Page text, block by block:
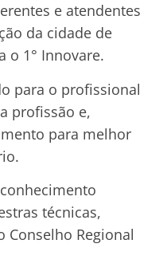
e atendentes
da cidade de
o 1° Innovare.
para o profissional
profissão e,
para melhor
técnicas,
Conselho Regional